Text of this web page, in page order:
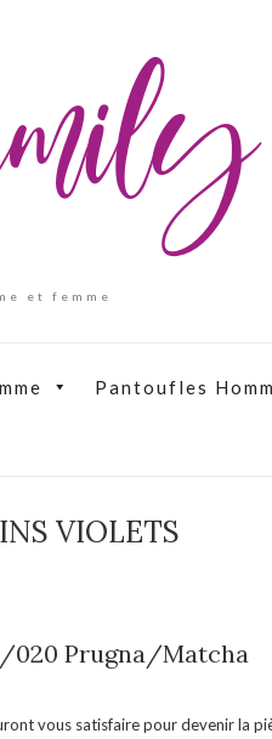
et femme
Pantoufles
VIOLETS
020 Prugna/Matcha
vous satisfaire pour devenir la